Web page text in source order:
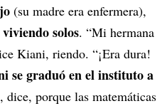
(su madre era enfermera),
solos. “Mi hermana
Kiani, riendo. “¡Era dura!
se graduó en el instituto a
dice, porque las matemáticas